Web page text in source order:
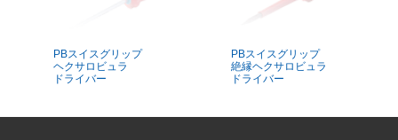
PBスイスグリップ
ヘクサロビュラ
ドライバー
PBスイスグリップ
絶縁ヘクサロビュラ
ドライバー